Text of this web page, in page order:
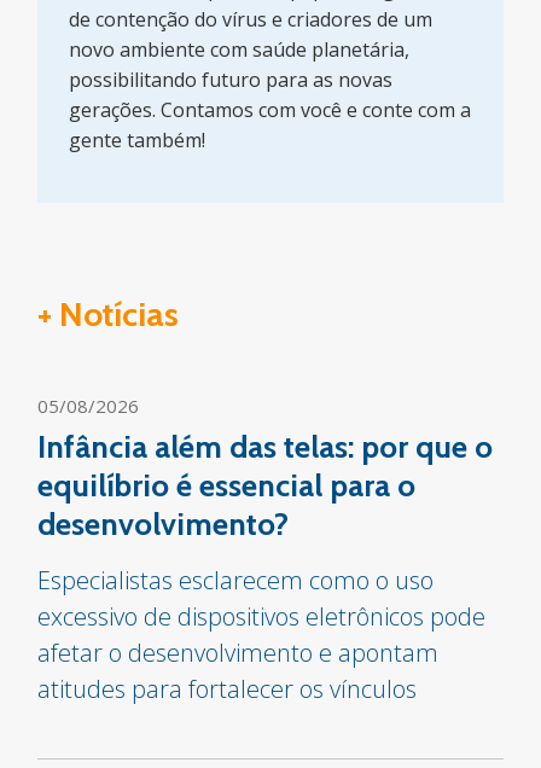
de contenção do vírus e criadores de um
novo ambiente com saúde planetária,
possibilitando futuro para as novas
gerações. Contamos com você e conte com a
gente também!
+ Notícias
05/08/2026
Infância além das telas: por que o
equilíbrio é essencial para o
desenvolvimento?
Especialistas esclarecem como o uso
excessivo de dispositivos eletrônicos pode
afetar o desenvolvimento e apontam
atitudes para fortalecer os vínculos